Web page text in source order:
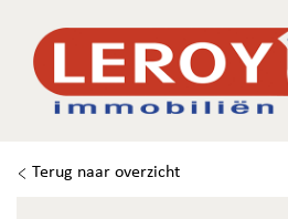
Terug naar overzicht